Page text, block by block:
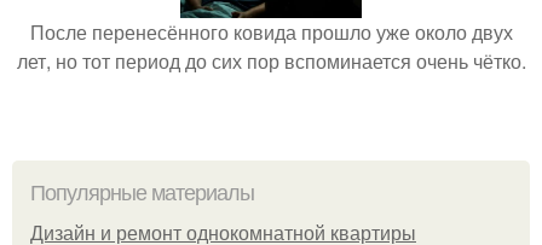
После перенесённого ковида прошло уже около двух
лет, но тот период до сих пор вспоминается очень чётко.
Популярные материалы
Дизайн и ремонт однокомнатной квартиры